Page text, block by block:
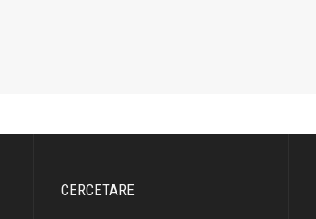
CERCETARE